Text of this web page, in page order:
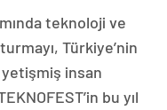
teknoloji ve
Türkiye’nin
insan
bu yıl